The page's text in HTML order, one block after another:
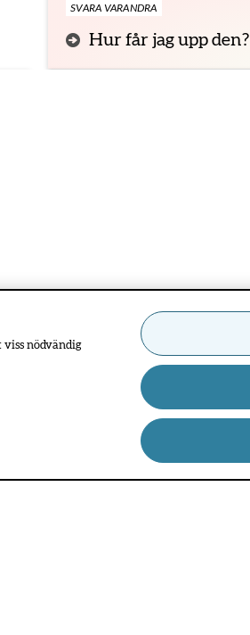
SVARA VARANDRA
Hur får jag upp den?
viss nödvändig